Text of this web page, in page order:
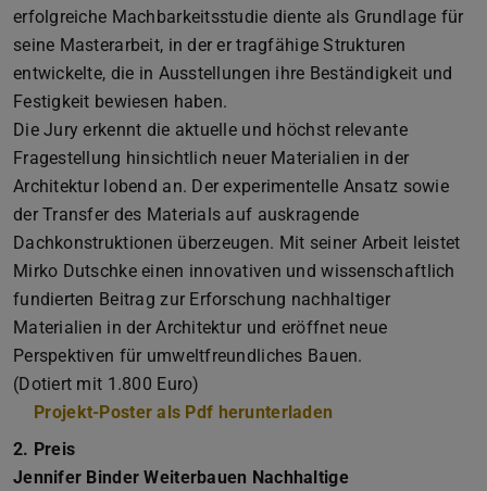
erfolgreiche Machbarkeitsstudie diente als Grundlage für
seine Masterarbeit, in der er tragfähige Strukturen
entwickelte, die in Ausstellungen ihre Beständigkeit und
Festigkeit bewiesen haben.
Die Jury erkennt die aktuelle und höchst relevante
Fragestellung hinsichtlich neuer Materialien in der
Architektur lobend an. Der experimentelle Ansatz sowie
der Transfer des Materials auf auskragende
Dachkonstruktionen überzeugen. Mit seiner Arbeit leistet
Mirko Dutschke einen innovativen und wissenschaftlich
fundierten Beitrag zur Erforschung nachhaltiger
Materialien in der Architektur und eröffnet neue
Perspektiven für umweltfreundliches Bauen.
(Dotiert mit 1.800 Euro)
Projekt-Poster als Pdf herunterladen
2. Preis
Jennifer Binder Weiterbauen Nachhaltige